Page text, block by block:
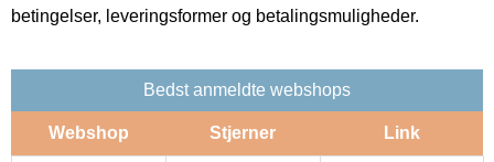
betingelser, leveringsformer og betalingsmuligheder.
Bedst anmeldte webshops
Webshop Stjerner Link